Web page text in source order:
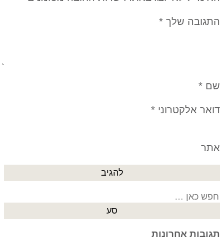
התגובה שלך *
שם *
דואר אלקטרוני *
אתר
Search
for:
תגובות אחרונות